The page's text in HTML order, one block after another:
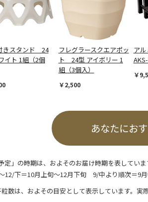
きスタンド 24
イト 1組（2個
フレグラースクエアポッ
ト 24型 アイボリー 1
組（3個入）
￥2,500
ア
￥
あなたにお
定」の時期は、およそのお届け時期を表していま
12/下＝10月上旬～12月下旬 9/中より順次＝9
数は、およその目安として表示しています。実